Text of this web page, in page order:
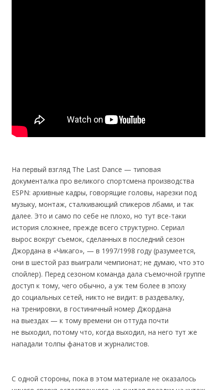
На первый взгляд The Last Dance — типовая
документалка про великого спортсмена производства
ESPN: архивные кадры, говорящие головы, нарезки под
музыку, монтаж, сталкивающий спикеров лбами, и так
далее. Это и само по себе не плохо, но тут все-таки
история сложнее, прежде всего структурно. Сериал
вырос вокруг съемок, сделанных в последний сезон
Джордана в «Чикаго», — в 1997/1998 году (разумеется,
они в шестой раз выиграли чемпионат; не думаю, что это
спойлер). Перед сезоном команда дала съемочной группе
доступ к тому, чего обычно, а уж тем более в эпоху
до социальных сетей, никто не видит: в раздевалку,
на тренировки, в гостиничный номер Джордана
на выездах — к тому времени он оттуда почти
не выходил, потому что, когда выходил, на него тут же
нападали толпы фанатов и журналистов.
С одной стороны, пока в этом материале не оказалось